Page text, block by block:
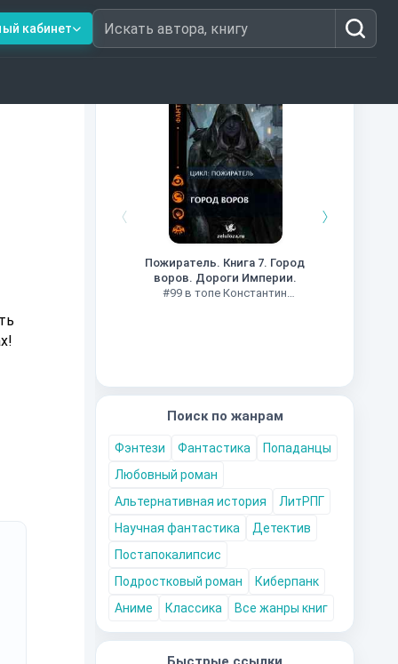
кабинет Искать автора, книгу
Книги из топ-100
Пожиратель. Книга 7. Город
воров. Дороги Империи.
#99 в топе Константин
Поиск по жанрам
Фэнтези Фантастика
Попаданцы
Любовный роман
Альтернативная история
ЛитРПГ
Научная фантастика
Детектив
Постапокалипсис
Подростковый роман
Киберпанк
Аниме
Классика Все жанры книг